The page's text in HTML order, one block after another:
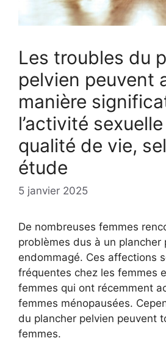
Les troubles du
pelvien peuvent
manière
l’activité
qualité de vie,
étude
5 janvier 2025
De nombreuses femmes
problèmes dus à un plancher
endommagé. Ces affections
fréquentes chez les femmes
femmes qui ont récemment
femmes ménopausées.
du plancher pelvien peuvent
femmes.